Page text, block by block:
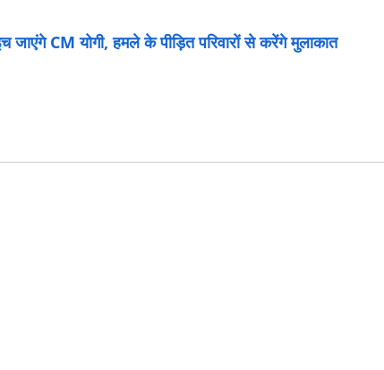
CM योगी, हमले के पीड़ित परिवारों से करेंगे मुलाकात